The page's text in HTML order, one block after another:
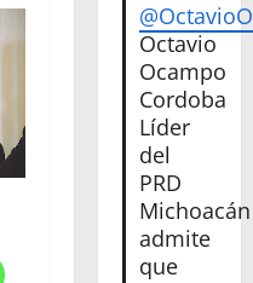
Octavio
Ocampo
Cordoba
Líder
del
PRD
Michoacán
admite
que